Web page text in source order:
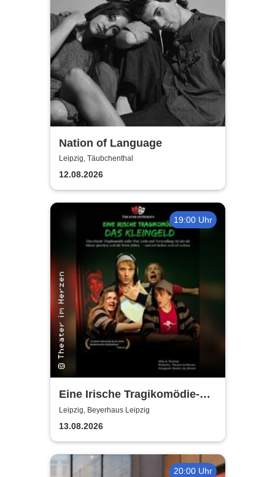
Nation of Language
Leipzig, Täubchenthal
12.08.2026
19:00 Uhr
Eine Irische Tragikomödie-
Das Kleingeld | Getreu dem
Motto: Wir lachen, weil wir
weinen
Leipzig, Beyerhaus Leipzig
13.08.2026
20:00 Uhr